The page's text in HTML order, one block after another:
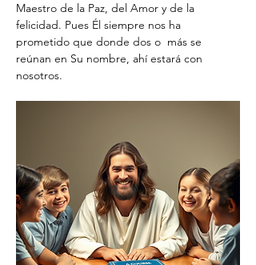
Maestro de la Paz, del Amor y de la
felicidad. Pues Él siempre nos ha
prometido que donde dos o  más se
reúnan en Su nombre, ahí estará con
nosotros.